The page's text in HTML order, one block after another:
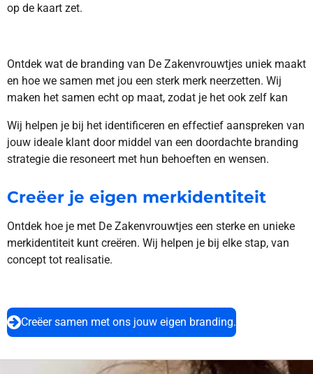
op de kaart zet.
Ontdek wat de branding van De Zakenvrouwtjes uniek maakt
en hoe we samen met jou een sterk merk neerzetten. Wij
maken het samen echt op maat, zodat je het ook zelf kan
Wij helpen je bij het identificeren en effectief aanspreken van
jouw ideale klant door middel van een doordachte branding
strategie die resoneert met hun behoeften en wensen.
Creëer je eigen merkidentiteit
Ontdek hoe je met De Zakenvrouwtjes een sterke en unieke
merkidentiteit kunt creëren. Wij helpen je bij elke stap, van
concept tot realisatie.
Creëer samen met ons jouw eigen branding.